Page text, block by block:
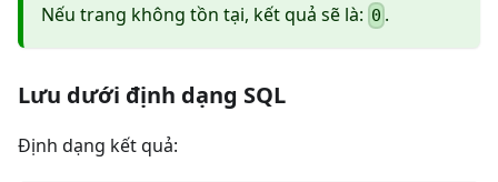
Nếu trang không tồn tại, kết quả sẽ là: 0 .
Lưu dưới định dạng SQL
Định dạng kết quả: